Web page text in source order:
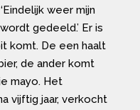
weer mijn
gedeeld.’ Er is
komt. De een haalt
de ander komt
mayo. Het
vijftig jaar, verkocht